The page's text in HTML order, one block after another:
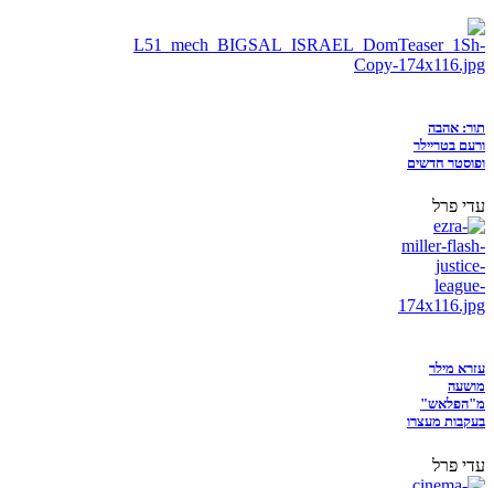
תור: אהבה
ורעם בטריילר
ופוסטר חדשים
עדי פרל
עזרא מילר
מושעה
מ"הפלאש"
בעקבות מעצרו
עדי פרל